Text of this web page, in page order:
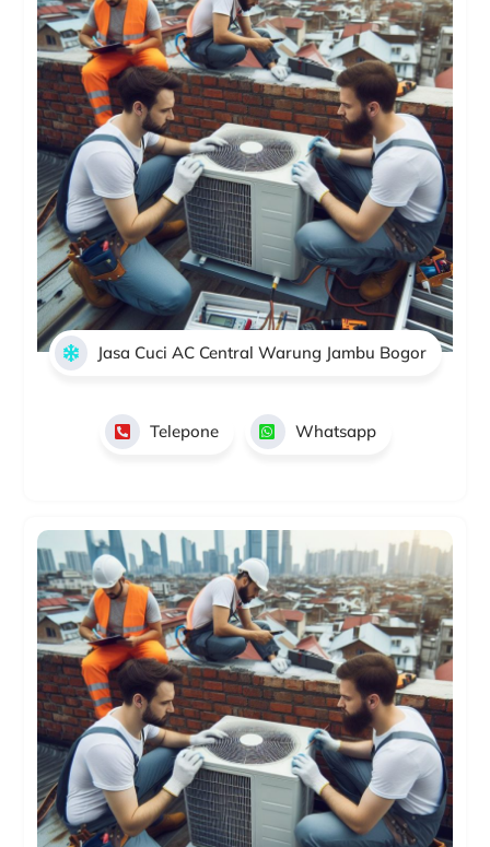
Jasa Cuci AC Central Warung Jambu Bogor
Telepone Whatsapp